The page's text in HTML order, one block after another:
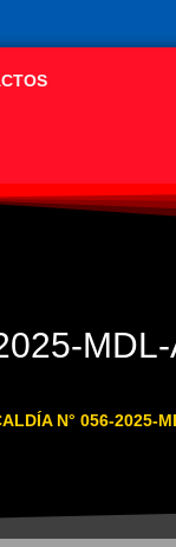
N° 056-2025-